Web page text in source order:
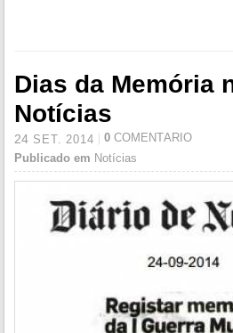
Dias da Memória
Notícias
24 SET. 2014 0 COMENTÁRIO
Publicado em Notícias